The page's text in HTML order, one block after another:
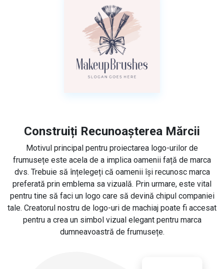
Construiți Recunoașterea Mărcii
Motivul principal pentru proiectarea logo-urilor de
frumusețe este acela de a implica oamenii față de marca
dvs. Trebuie să înțelegeți că oamenii își recunosc marca
preferată prin emblema sa vizuală. Prin urmare, este vital
pentru tine să faci un logo care să devină chipul companiei
tale. Creatorul nostru de logo-uri de machiaj poate fi accesat
pentru a crea un simbol vizual elegant pentru marca
dumneavoastră de frumusețe.